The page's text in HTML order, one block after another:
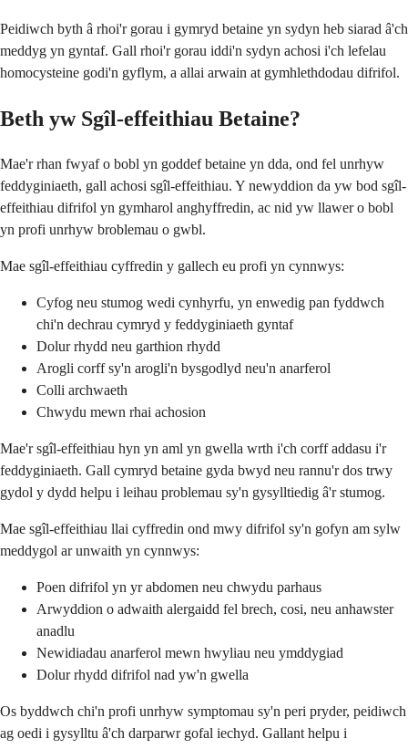
Peidiwch byth â rhoi'r gorau i gymryd betaine yn sydyn heb siarad â'ch
meddyg yn gyntaf. Gall rhoi'r gorau iddi'n sydyn achosi i'ch lefelau
homocysteine godi'n gyflym, a allai arwain at gymhlethdodau difrifol.
Beth yw Sgîl-effeithiau Betaine?
Mae'r rhan fwyaf o bobl yn goddef betaine yn dda, ond fel unrhyw
feddyginiaeth, gall achosi sgîl-effeithiau. Y newyddion da yw bod sgîl-
effeithiau difrifol yn gymharol anghyffredin, ac nid yw llawer o bobl
yn profi unrhyw broblemau o gwbl.
Mae sgîl-effeithiau cyffredin y gallech eu profi yn cynnwys:
Cyfog neu stumog wedi cynhyrfu, yn enwedig pan fyddwch
chi'n dechrau cymryd y feddyginiaeth gyntaf
Dolur rhydd neu garthion rhydd
Arogli corff sy'n arogli'n bysgodlyd neu'n anarferol
Colli archwaeth
Chwydu mewn rhai achosion
Mae'r sgîl-effeithiau hyn yn aml yn gwella wrth i'ch corff addasu i'r
feddyginiaeth. Gall cymryd betaine gyda bwyd neu rannu'r dos trwy
gydol y dydd helpu i leihau problemau sy'n gysylltiedig â'r stumog.
Mae sgîl-effeithiau llai cyffredin ond mwy difrifol sy'n gofyn am sylw
meddygol ar unwaith yn cynnwys:
Poen difrifol yn yr abdomen neu chwydu parhaus
Arwyddion o adwaith alergaidd fel brech, cosi, neu anhawster
anadlu
Newidiadau anarferol mewn hwyliau neu ymddygiad
Dolur rhydd difrifol nad yw'n gwella
Os byddwch chi'n profi unrhyw symptomau sy'n peri pryder, peidiwch
ag oedi i gysylltu â'ch darparwr gofal iechyd. Gallant helpu i